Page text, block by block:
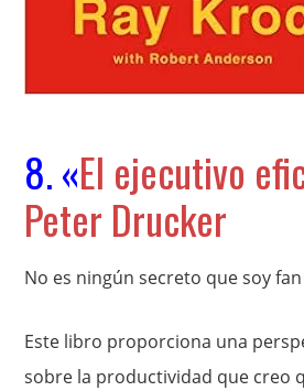
8. «El ejecutivo
Peter Drucker
No es ningún secreto que soy
Este libro proporciona una
sobre la productividad que creo